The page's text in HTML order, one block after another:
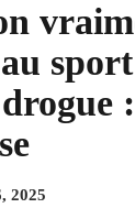
2025